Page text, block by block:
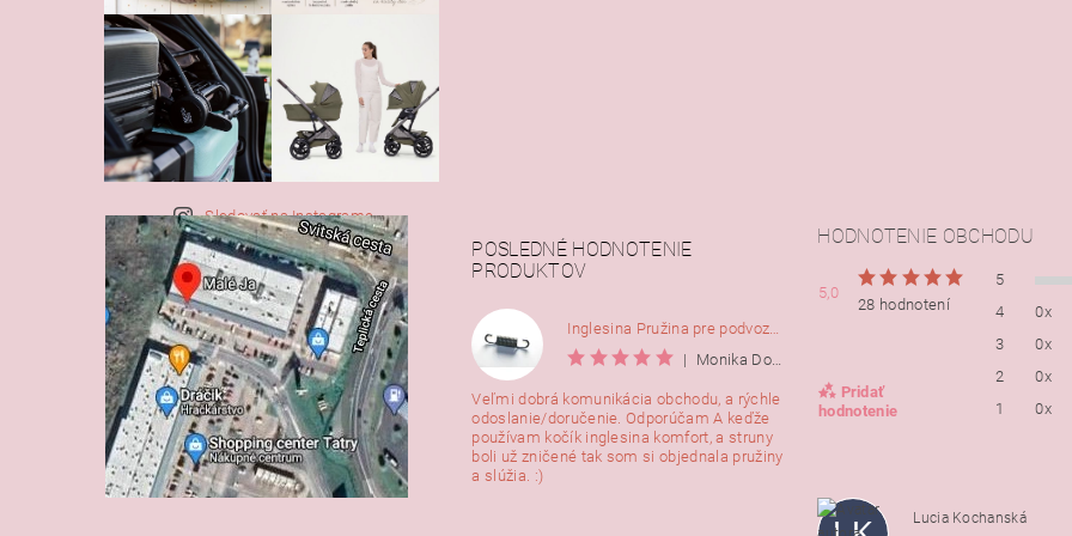
Sledovať na Instagrame
POSLEDNÉ HODNOTENIE
PRODUKTOV
|
Monika Dorušáková
Veľmi dobrá komunikácia obchodu, a rýchle
odoslanie/doručenie. Odporúčam A keďže
používam kočík inglesina komfort, a struny
boli už zničené tak som si objednala pružiny
a slúžia. :)
HODNOTENIE OBCHODU
5,0
28 hodnotení
Pridať
hodnotenie
5
4
0x
3
0x
2
0x
1
0x
Lucia Kochanská